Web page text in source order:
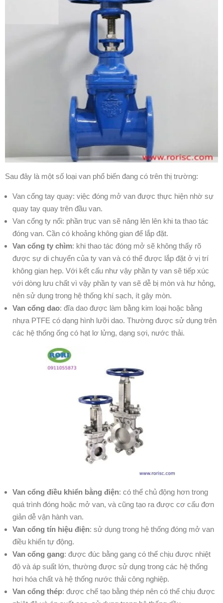
Sau đây là một số loại van phổ biến đang có trên thị trường:
Van cổng tay quay: việc đóng mở van được thực hiện nhờ sự
quay tay quay trên đầu van.
Van cổng ty nổi: phần trục van sẽ nâng lên lên khi ta thao tác
đóng van. Cần có khoảng không gian để lắp đặt.
Van cổng ty chìm: khi thao tác đóng mở sẽ không thấy rõ
được sự di chuyển của ty van và có thể được lắp đặt ở vị trí
không gian hẹp. Với kết cấu như vậy phần ty van sẽ tiếp xúc
với dòng lưu chất vì vậy phần ty van sẽ dễ bị mòn và hư hỏng,
nên sử dụng trong hệ thống khí sạch, ít gây mòn.
Van cổng dao: đĩa dao được làm bằng kim loại hoặc bằng
nhựa PTFE có dạng hình lưỡi dao. Thường được sử dụng trên
các hệ thống ống có hạt lơ lửng, dạng sợi, nước thải.
Van cổng điều khiển bằng điện: có thể chủ động hơn trong
quá trình đóng hoặc mở van, và cũng tạo ra được cơ cấu đơn
giản dễ vận hành van.
Van cổng tín hiệu điện: sử dụng trong hệ thống đóng mở van
điều khiển tự động.
Van cổng gang: được đúc bằng gang có thể chịu được nhiệt
độ và áp suất lớn, thường được sử dụng trong các hệ thống
hơi hóa chất và hệ thống nước thải công nghiệp.
Van cổng thép: được chế tạo bằng thép nên có thể chịu được